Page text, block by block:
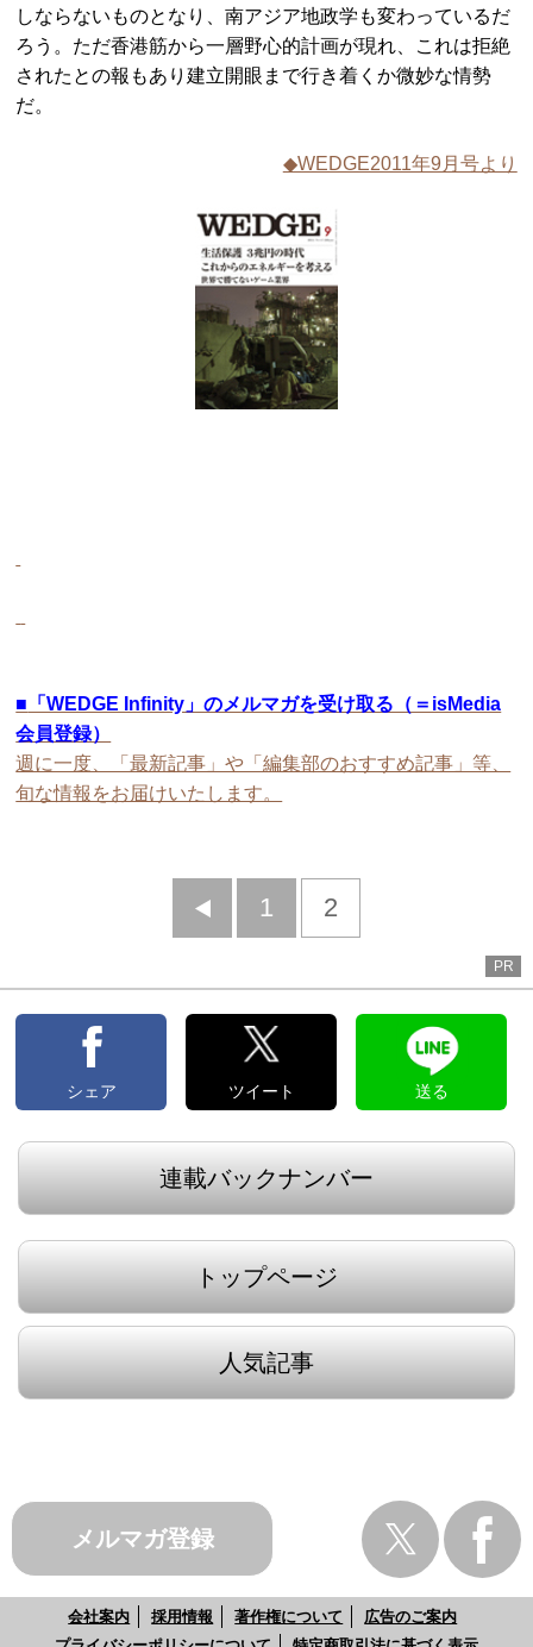
しならないものとなり、南アジア地政学も変わっているだ
ろう。ただ香港筋から一層野心的計画が現れ、これは拒絶
されたとの報もあり建立開眼まで行き着くか微妙な情勢
だ。
◆WEDGE2011年9月号より
■ 「WEDGE Infinity」のメルマガを受け取る（＝isMedia
会員登録）
週に一度、「最新記事」や「編集部のおすすめ記事」等、
旬な情報をお届けいたします。
前
1 2
PR
シェア ツイート 送る
連載バックナンバー
トップページ
人気記事
メルマガ登録
会社案内 採用情報 著作権について
広告のご案内